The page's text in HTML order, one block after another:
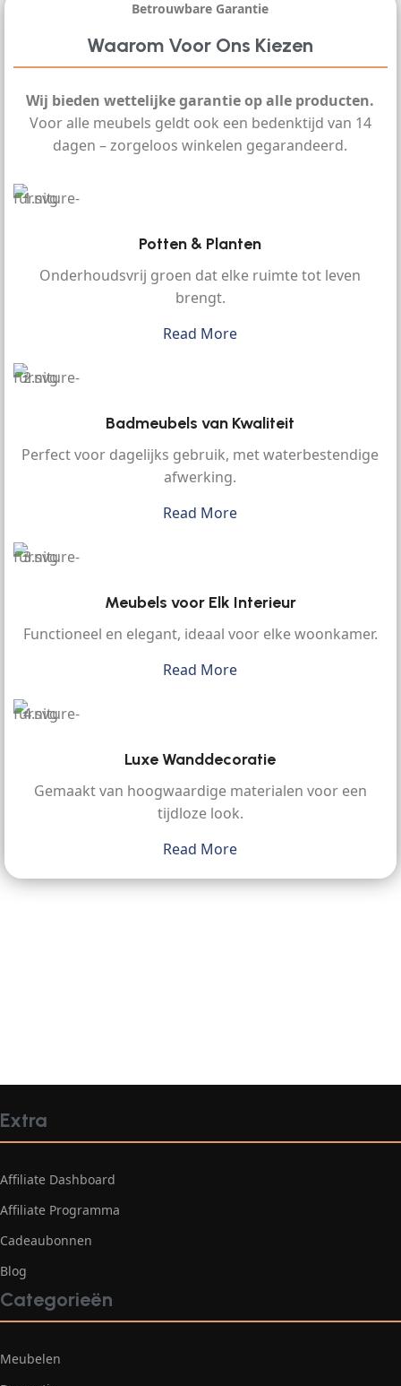
Betrouwbare Garantie
Waarom Voor Ons Kiezen
Wij bieden wettelijke garantie op alle producten.
Voor alle meubels geldt ook een bedenktijd van 14
dagen – zorgeloos winkelen gegarandeerd.
Potten & Planten
Onderhoudsvrij groen dat elke ruimte tot leven
brengt.
Read More
Badmeubels van Kwaliteit
Perfect voor dagelijks gebruik, met waterbestendige
afwerking.
Read More
Meubels voor Elk Interieur
Functioneel en elegant, ideaal voor elke woonkamer.
Read More
Luxe Wanddecoratie
Gemaakt van hoogwaardige materialen voor een
tijdloze look.
Read More
Extra
Affiliate Dashboard
Affiliate Programma
Cadeaubonnen
Blog
Categorieën
Meubelen